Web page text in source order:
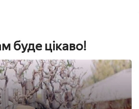
буде цікаво!